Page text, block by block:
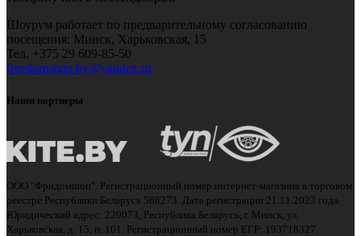
Шоурум работает по предварительному согласованию
посещения: Минск, Харьковская, 15
Тел. +375 29 609-85-50
freedomshop.by@yandex.ru
Наши партнеры
ООО "Фридомшоп". Регистрационный номер интернет-магазина в торговом
реестре Республики Беларусь 568273. Дата регистрации 21.11.2023 года.
Юридический адрес: 220073, Республика Беларусь, г. Минск, ул.
Харьковская, д. 15, п. 101. Регистрационный номер ЕГР: 193718327.